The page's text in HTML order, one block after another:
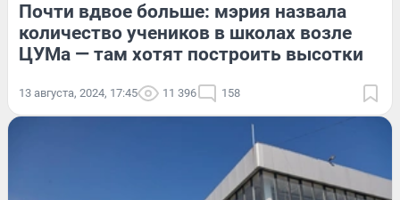
Почти вдвое больше: мэрия назвала
количество учеников в школах возле
ЦУМа — там хотят построить высотки
13 августа, 2024, 17:45 11 396 158